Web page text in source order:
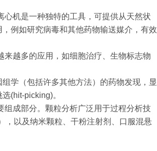
机是一种独特的工具，可提供从天然状
例如研究病毒和其他药物输送媒介，有效
越多的应用，如细胞治疗、生物标志物
学（包括许多其他方法）的药物发现，显
(hit-picking)。
成部分。颗粒分析广泛用于过程分析技
，以及纳米颗粒、干粉注射剂、口服混悬